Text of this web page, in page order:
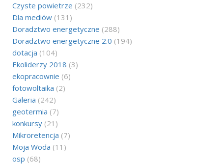
Czyste powietrze (232)
Dla mediów (131)
Doradztwo energetyczne (288)
Doradztwo energetyczne 2.0 (194)
dotacja (104)
Ekoliderzy 2018 (3)
ekopracownie (6)
fotowoltaika (2)
Galeria (242)
geotermia (7)
konkursy (21)
Mikroretencja (7)
Moja Woda (11)
osp (68)